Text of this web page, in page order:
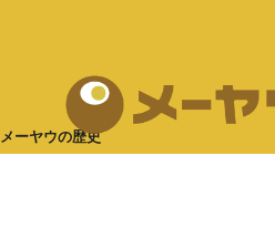
メーヤウの歴史